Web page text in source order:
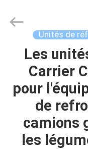
MAISON
PRODUITS
MOTORS
INDUSTRY
Unités de
Les
Carrier
pour
de
camions
les